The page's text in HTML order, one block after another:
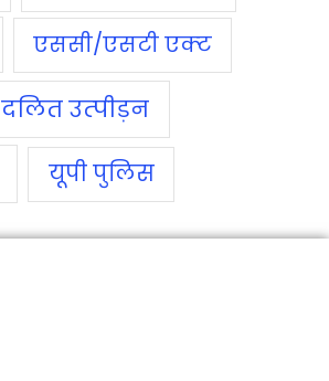
एससी/एसटी एक्‍ट
दलित उत्‍पीड़न
यूपी पुलिस